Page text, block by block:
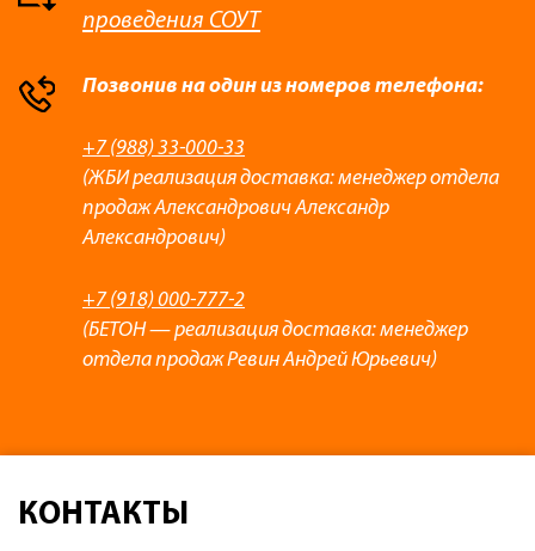
проведения СОУТ
Позвонив на один из номеров телефона:
+7 (988) 33-000-33
(ЖБИ реализация доставка: менеджер отдела
продаж Александрович Александр
Александрович)
+7 (918) 000-777-2
(БЕТОН — реализация доставка: менеджер
отдела продаж Ревин Андрей Юрьевич)
КОНТАКТЫ